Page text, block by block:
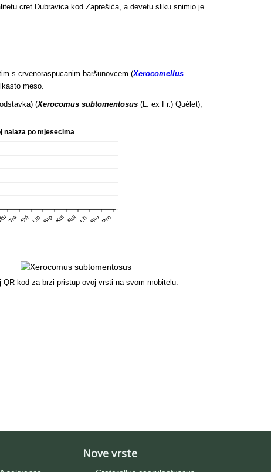
cret Dubravica kod Zaprešića, a devetu sliku snimio je
s crvenoraspucanim baršunovcem (Xerocomellus
meso.
(Xerocomus subtomentosus (L. ex Fr.) Quélet),
nalaza po mjesecima
Tra Svi Lip Srp Kol Ruj Lis Stu Pro
QR kod za brzi pristup ovoj vrsti na svom mobitelu.
Nove vrste